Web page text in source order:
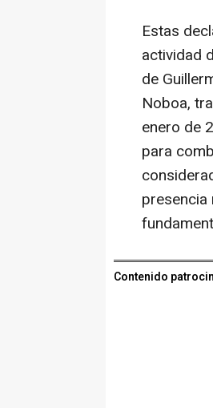
Estas
actividad
de
Noboa,
enero de
para
Contenido